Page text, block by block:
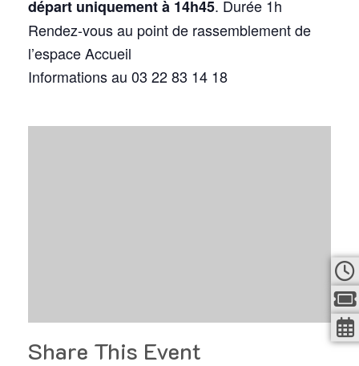
départ uniquement à 14h45. Durée 1h
Rendez-vous au point de rassemblement de
l’espace Accueil
Informations au 03 22 83 14 18
Share This Event